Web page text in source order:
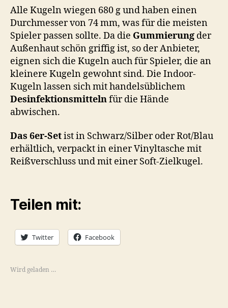
Alle Kugeln wiegen 680 g und haben einen
Durchmesser von 74 mm, was für die meisten
Spieler passen sollte. Da die Gummierung der
Außenhaut schön griffig ist, so der Anbieter,
eignen sich die Kugeln auch für Spieler, die an
kleinere Kugeln gewohnt sind. Die Indoor-
Kugeln lassen sich mit handelsüblichem
Desinfektionsmittelnfür die Hände
abwischen.
Das 6er-Setist in Schwarz/Silber oder Rot/Blau
erhältlich, verpackt in einer Vinyltasche mit
Reißverschluss und mit einer Soft-Zielkugel.
Teilen mit:
Twitter Facebook
Wird geladen …